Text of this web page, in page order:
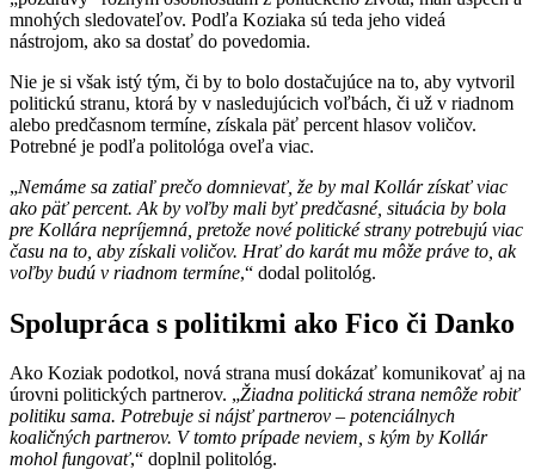
mnohých sledovateľov. Podľa Koziaka sú teda jeho videá
nástrojom, ako sa dostať do povedomia.
Nie je si však istý tým, či by to bolo dostačujúce na to, aby vytvoril
politickú stranu, ktorá by v nasledujúcich voľbách, či už v riadnom
alebo predčasnom termíne, získala päť percent hlasov voličov.
Potrebné je podľa politológa oveľa viac.
„Nemáme sa zatiaľ prečo domnievať, že by mal Kollár získať viac
ako päť percent. Ak by voľby mali byť predčasné, situácia by bola
pre Kollára nepríjemná, pretože nové politické strany potrebujú viac
času na to, aby získali voličov. Hrať do karát mu môže práve to, ak
voľby budú v riadnom termíne,“ dodal politológ.
Spolupráca s politikmi ako Fico či Danko
Ako Koziak podotkol, nová strana musí dokázať komunikovať aj na
úrovni politických partnerov. „Žiadna politická strana nemôže robiť
politiku sama. Potrebuje si nájsť partnerov – potenciálnych
koaličných partnerov. V tomto prípade neviem, s kým by Kollár
mohol fungovať,“ doplnil politológ.